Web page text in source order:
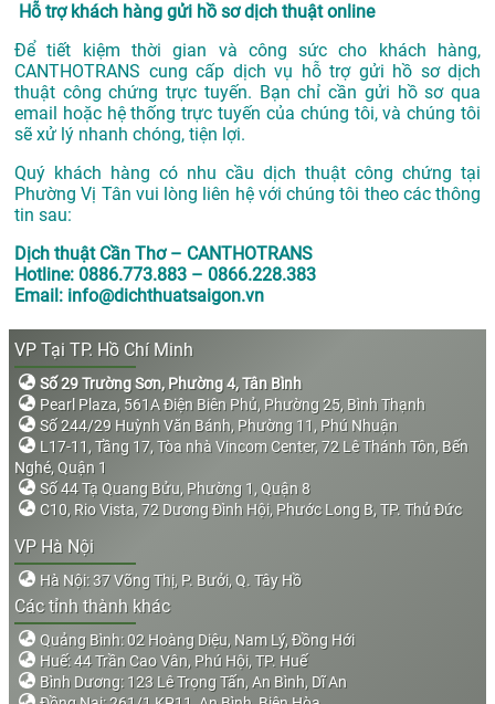
Hỗ trợ khách hàng gửi hồ sơ dịch thuật online
Để tiết kiệm thời gian và công sức cho khách hàng,
CANTHOTRANS cung cấp dịch vụ hỗ trợ gửi hồ sơ dịch
thuật công chứng trực tuyến. Bạn chỉ cần gửi hồ sơ qua
email hoặc hệ thống trực tuyến của chúng tôi, và chúng tôi
sẽ xử lý nhanh chóng, tiện lợi.
Quý khách hàng có nhu cầu dịch thuật công chứng tại
Phường Vị Tân vui lòng liên hệ với chúng tôi theo các thông
tin sau:
Dịch thuật Cần Thơ – CANTHOTRANS
Hotline: 0886.773.883 – 0866.228.383
Email: info@dichthuatsaigon.vn
VP Tại TP. Hồ Chí Minh
Số 29 Trường Sơn, Phường 4, Tân Bình
Pearl Plaza, 561A Điện Biên Phủ, Phường 25, Bình Thạnh
Số 244/29 Huỳnh Văn Bánh, Phường 11, Phú Nhuận
L17-11, Tầng 17, Tòa nhà Vincom Center, 72 Lê Thánh Tôn, Bến
Nghé, Quận 1
Số 44 Tạ Quang Bửu, Phường 1, Quận 8
C10, Rio Vista, 72 Dương Đình Hội, Phước Long B, TP. Thủ Đức
VP Hà Nội
Hà Nội: 37 Võng Thị, P. Bưởi, Q. Tây Hồ
Các tỉnh thành khác
Quảng Bình: 02 Hoàng Diệu, Nam Lý, Đồng Hới
Huế: 44 Trần Cao Vân, Phú Hội, TP. Huế
Bình Dương: 123 Lê Trọng Tấn, An Bình, Dĩ An